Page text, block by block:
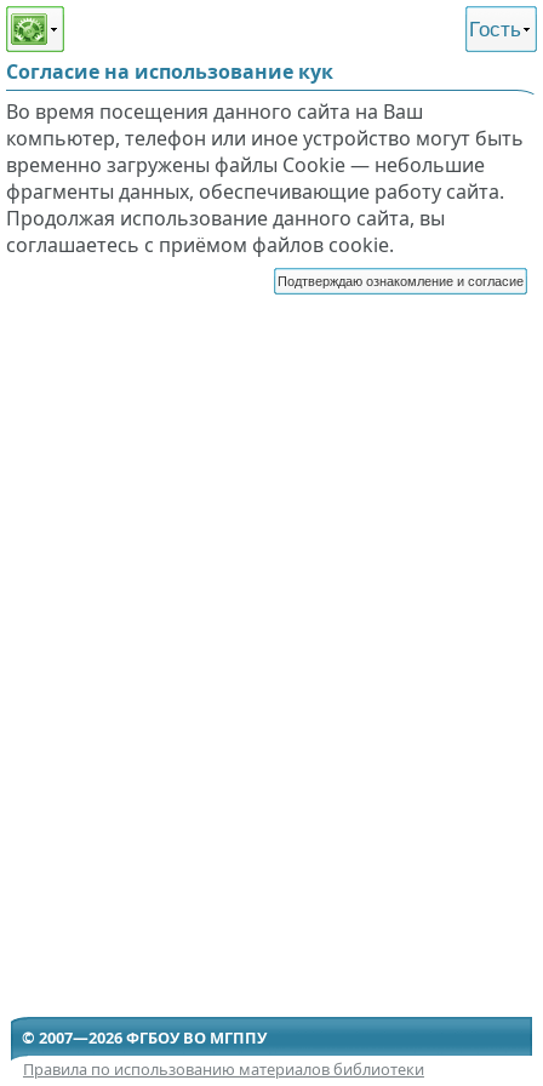
Этот сайт поддерживает
слабовидящих
Гость
Согласие на использование кук
Во время посещения данного сайта на Ваш
компьютер, телефон или иное устройство могут быть
временно загружены файлы Cookie — небольшие
фрагменты данных, обеспечивающие работу сайта.
Продолжая использование данного сайта, вы
соглашаетесь с приёмом файлов cookie.
Подтверждаю ознакомление и согласие
© 2007—2026 ФГБОУ ВО МГППУ
Правила по использованию материалов библиотеки